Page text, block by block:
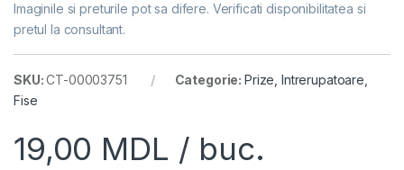
Imaginile si preturile pot sa difere. Verificati disponibilitatea si
pretul la consultant.
SKU:CT-00003751 Categorie: Prize, Intrerupatoare,
Fise
19,00 MDL / buc.